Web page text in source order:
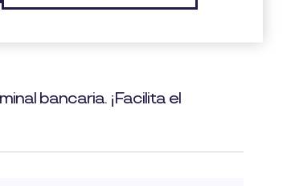
bancaria. ¡Facilita el